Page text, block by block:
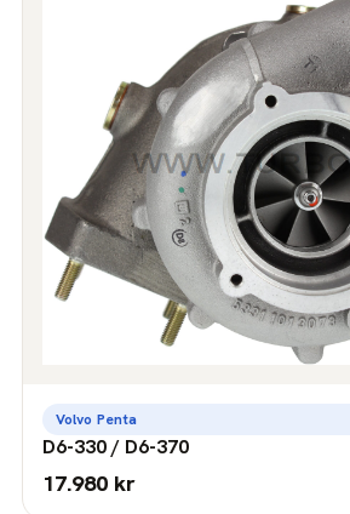
Volvo Penta
D6-330 / D6-370
17.980 kr